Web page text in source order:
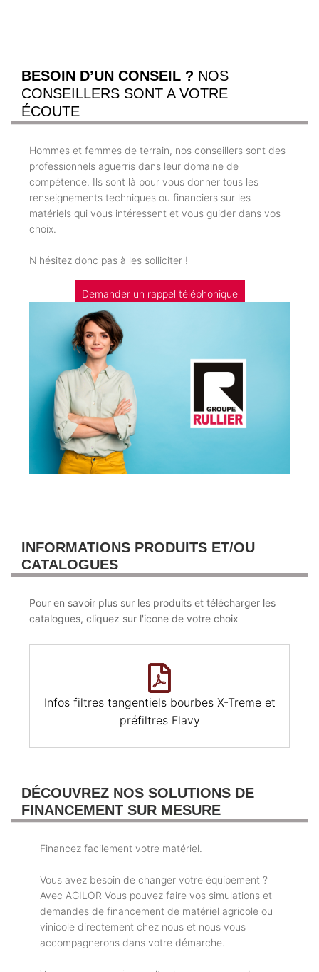
BESOIN D’UN CONSEIL ? NOS
CONSEILLERS SONT A VOTRE
ÉCOUTE
Hommes et femmes de terrain, nos conseillers sont des
professionnels aguerris dans leur domaine de
compétence. Ils sont là pour vous donner tous les
renseignements techniques ou financiers sur les
matériels qui vous intéressent et vous guider dans vos
choix.
N'hésitez donc pas à les solliciter !
Demander un rappel téléphonique
INFORMATIONS PRODUITS ET/OU
CATALOGUES
Pour en savoir plus sur les produits et télécharger les
catalogues, cliquez sur l'icone de votre choix
Infos filtres tangentiels bourbes X-Treme et
préfiltres Flavy
DÉCOUVREZ NOS SOLUTIONS DE
FINANCEMENT SUR MESURE
Financez facilement votre matériel.
Vous avez besoin de changer votre équipement ?
Avec AGILOR Vous pouvez faire vos simulations et
demandes de financement de matériel agricole ou
vinicole directement chez nous et nous vous
accompagnerons dans votre démarche.